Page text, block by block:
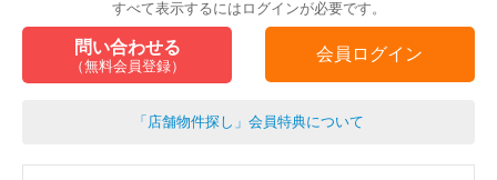
すべて表示するにはログインが必要です。
問い合わせる
（無料会員登録）
会員ログイン
「店舗物件探し」会員特典について